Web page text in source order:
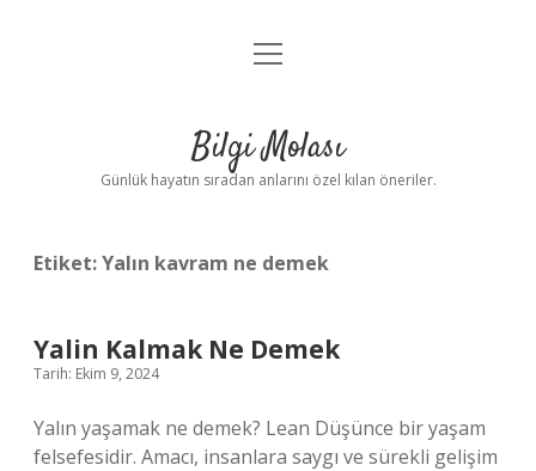
Anasayfa
Yasal Uyarı
menüyü
Bilgi Molası
Günlük hayatın sıradan anlarını özel kılan öneriler.
Etiket:Yalın kavram ne demek
Yalin Kalmak Ne Demek
Tarih: Ekim 9, 2024
Yalın yaşamak ne demek? Lean Düşünce bir yaşam
felsefesidir. Amacı, insanlara saygı ve sürekli gelişim